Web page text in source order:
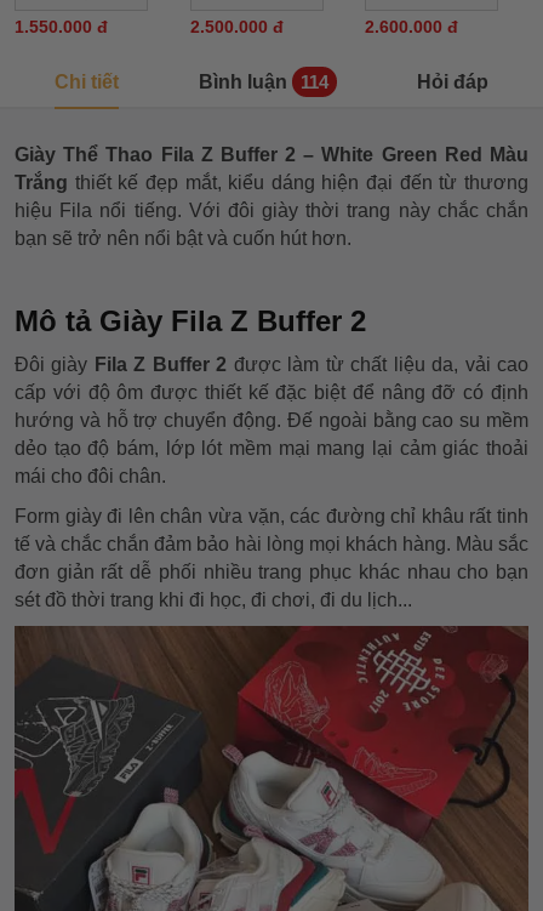
1.550.000 đ 2.500.000 đ 2.600.000 đ
Chi tiết Bình luận 114 Hỏi đáp
Giày Thể Thao Fila Z Buffer 2 – White Green Red Màu
Trắng thiết kế đẹp mắt, kiểu dáng hiện đại đến từ thương
hiệu Fila nổi tiếng. Với đôi giày thời trang này chắc chắn
bạn sẽ trở nên nổi bật và cuốn hút hơn.
Mô tả Giày Fila Z Buffer 2
Đôi giày Fila Z Buffer 2 được làm từ chất liệu da, vải cao
cấp với độ ôm được thiết kế đặc biệt để nâng đỡ có định
hướng và hỗ trợ chuyển động. Đế ngoài bằng cao su mềm
dẻo tạo độ bám, lớp lót mềm mại mang lại cảm giác thoải
mái cho đôi chân.
Form giày đi lên chân vừa vặn, các đường chỉ khâu rất tinh
tế và chắc chắn đảm bảo hài lòng mọi khách hàng. Màu sắc
đơn giản rất dễ phối nhiều trang phục khác nhau cho bạn
sét đồ thời trang khi đi học, đi chơi, đi du lịch...